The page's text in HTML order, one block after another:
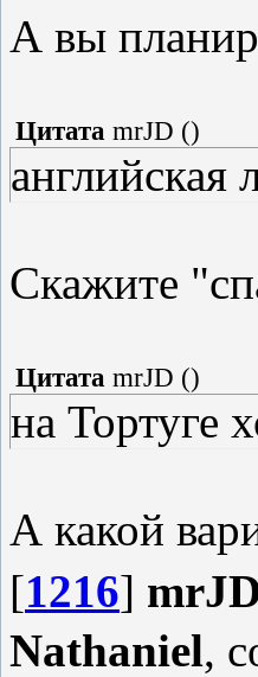
А вы
Цитата mrJD ()
английская
Скажите
Цитата mrJD ()
на Тортуге
А какой
[1216]
Nathaniel,